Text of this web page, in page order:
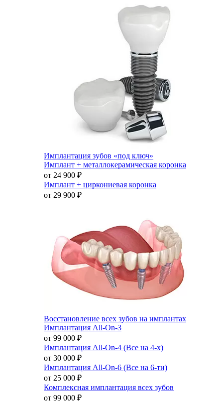
Имплантация зубов «под ключ»
Имплант + металлокерамическая коронка
от 24 900 ₽
Имплант + циркониевая коронка
от 29 900 ₽
Восстановление всех зубов на имплантах
Имплантация All-On-3
от 99 000 ₽
Имплантация All-On-4 (Все на 4-х)
от 30 000 ₽
Имплантация All-On-6 (Все на 6-ти)
от 25 000 ₽
Комплексная имплантация всех зубов
от 99 000 ₽